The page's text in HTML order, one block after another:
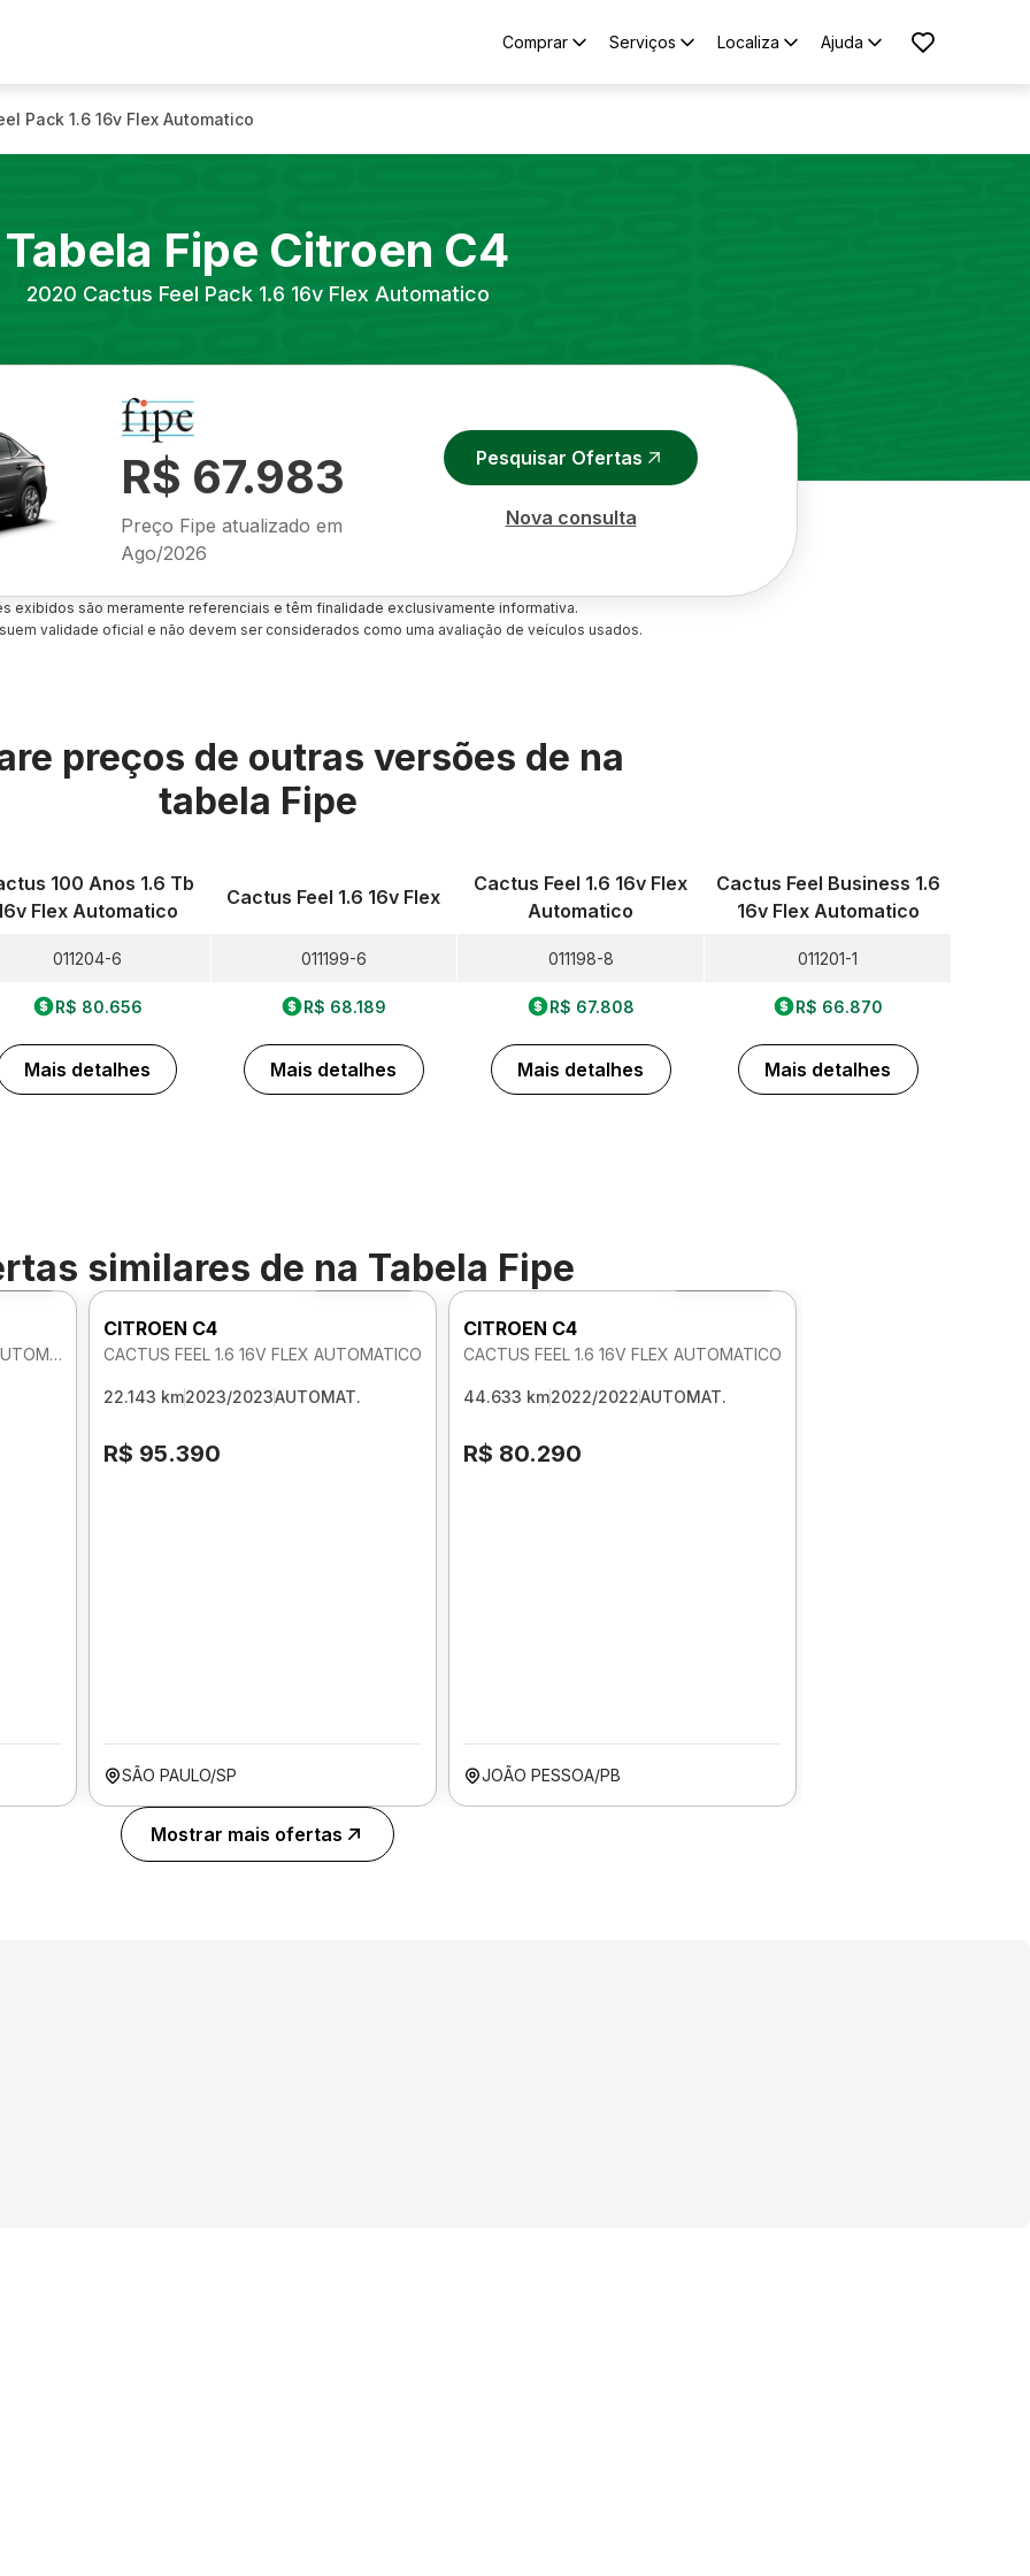
Comprar Serviços Localiza Ajuda
Pack 1.6 16v Flex Automatico
Tabela Fipe Citroen C4
2020 Cactus Feel Pack 1.6 16v Flex Automatico
R$ 67.983
Preço Fipe atualizado em
Ago/2026
Pesquisar Ofertas
Nova consulta
exibidos são meramente referenciais e têm finalidade exclusivamente informativa.
validade oficial e não devem ser considerados como uma avaliação de veículos usados.
preços de outras versões de na
tabela Fipe
100 Anos 1.6 Tb
Flex Automatico
011204-6
R$ 80.656
Mais detalhes
Cactus Feel 1.6 16v Flex
011199-6
R$ 68.189
Mais detalhes
Cactus Feel 1.6 16v Flex
Automatico
011198-8
R$ 67.808
Mais detalhes
Cactus Feel Business 1.6
16v Flex Automatico
011201-1
R$ 66.870
Mais detalhes
similares de na Tabela Fipe
360º
CACTUS FEEL PACK 1.6 16V FLEX AUTOMATICO
Foto 360º
CITROEN C4
CACTUS FEEL 1.6 16V FLEX AUTOMATICO
22.143 km2023/2023AUTOMAT.
R$ 95.390
SÃO PAULO/SP
CITROEN C4
CACTUS FEEL 1.6 16V FLEX AUTOMATICO
44.633 km2022/2022AUTOMAT.
R$ 80.290
JOÃO PESSOA/PB
Mostrar mais ofertas